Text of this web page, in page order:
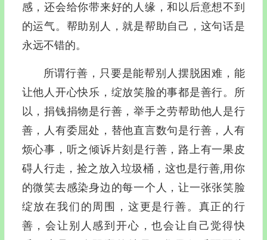
感，还会给你带来好的人缘，和以后意想不到
的运气。帮助别人，就是帮助自己，这句话是
永远不错的。
所谓行善，只要是能帮别人摆脱困难，能
让他人开心快乐，绽放笑脸的事都是善行。所
以，捐钱捐物是行善，举手之劳帮助他人是行
善，人有委屈处，替他直言数句是行善，人有
烦心事，听之倾诉片刻是行善，路上有一果皮
碍人行走，捡之放入垃圾桶，这也是行善,用你
的微笑去感染身边的每一个人，让一张张笑脸
绽放在我们的周围，这更是行善。真正的行
善，会让别人感到开心，也会让自己觉得快